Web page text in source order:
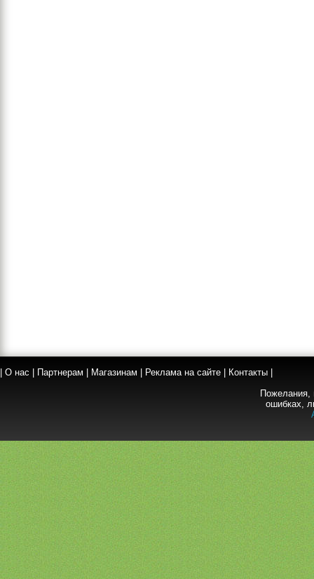
О нас Партнерам Магазинам Реклама на сайте Контакты
Пожелания,
ошибках,